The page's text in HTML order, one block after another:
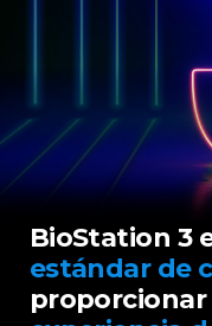
BioStation 3
estándar de
proporcionar